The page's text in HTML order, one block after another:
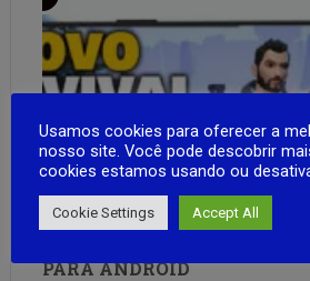
PARA ANDROID
Usamos cookies para oferecer a
nosso site. Você pode descobrir
cookies estamos usando ou
Cookie Settings Accept All